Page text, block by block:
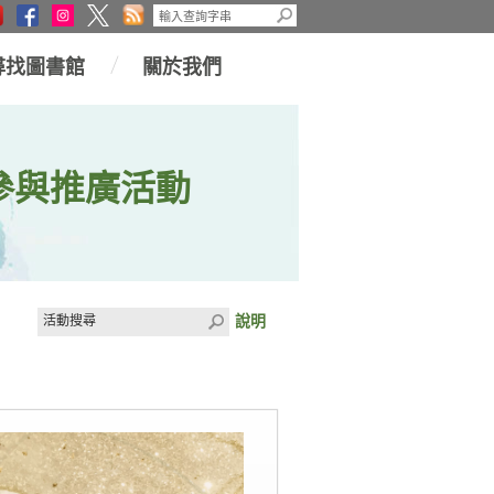
找圖書館 關於我們
與推廣活動
說明